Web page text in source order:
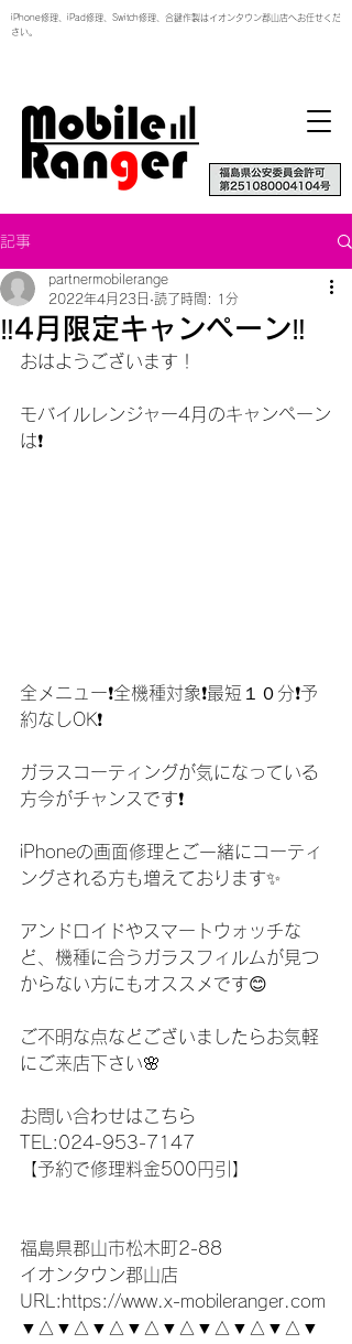
iPhone修理、iPad修理、Switch修理、合鍵作製はイオンタウン郡山店へお任せくだ
さい。
記事
‼️4月限定キャンペーン‼️
partnermobilerange
2022年4月23日 読了時間: 1分
おはようございます！
モバイルレンジャー4月のキャンペーン
は❗️
全メニュー❗️全機種対象❗️最短１０分❗️予
約なしOK❗️
ガラスコーティングが気になっている
方今がチャンスです❗️
iPhoneの画面修理とご一緒にコーティ
ングされる方も増えております✨
アンドロイドやスマートウォッチな
ど、機種に合うガラスフィルムが見つ
からない方にもオススメです😊
ご不明な点などございましたらお気軽
にご来店下さい🌸
お問い合わせはこちら
TEL:024-953-7147
【予約で修理料金500円引】
福島県郡山市松木町2-88
イオンタウン郡山店
URL:https://www.x-mobileranger.com
▼△▼△▼△▼△▼△▼△▼△▼△▼